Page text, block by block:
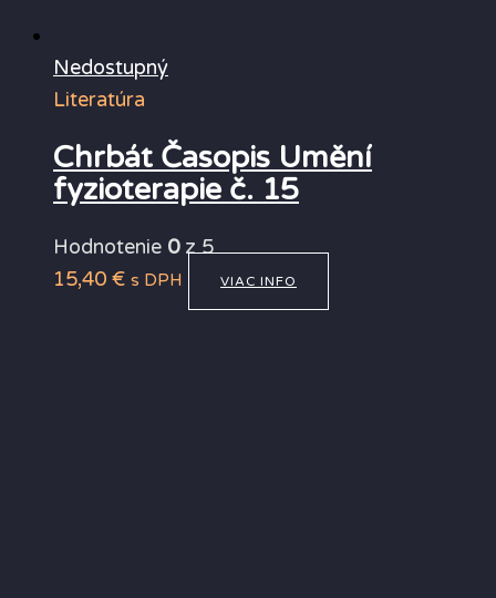
Nedostupný
Literatúra
Chrbát Časopis Umění
fyzioterapie č. 15
Hodnotenie 0z 5
15,40 € s DPH VIAC INFO